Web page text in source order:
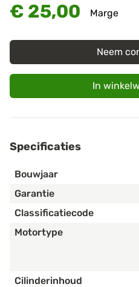
€ 25,00 Marge
Neem
In
Specificaties
Bouwjaar
Garantie
Classificatiecode
Motortype
Cilinderinhoud